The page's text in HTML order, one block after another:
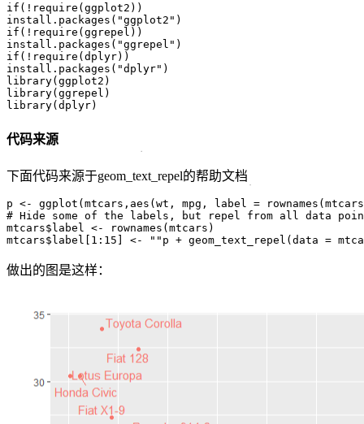
if(!require(ggplot2))
install.packages("ggplot2")
if(!require(ggrepel))
install.packages("ggrepel")
if(!require(dplyr))
install.packages("dplyr")
library(ggplot2)
library(ggrepel)
library(dplyr)
代码来源
下面代码来源于geom_text_repel的帮助文档
p <- ggplot(mtcars,aes(wt, mpg, label =
# Hide some of the labels, but repel from all data
mtcars$label <- rownames(mtcars)
mtcars$label[1:15] <- ""p + geom_text_repel(data =
做出的图是这样：